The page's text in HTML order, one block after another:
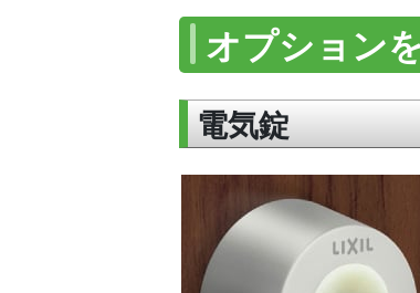
オプション
電気錠